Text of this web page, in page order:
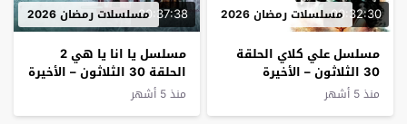
00:32:30مسلسلات رمضان 2026
مسلسل علي كلاي الحلقة
30 الثلاثون – الأخيرة
منذ 5 أشهر
00:37:38مسلسلات رمضان 2026
مسلسل يا انا يا هي 2
الحلقة 30 الثلاثون – الأخيرة
منذ 5 أشهر